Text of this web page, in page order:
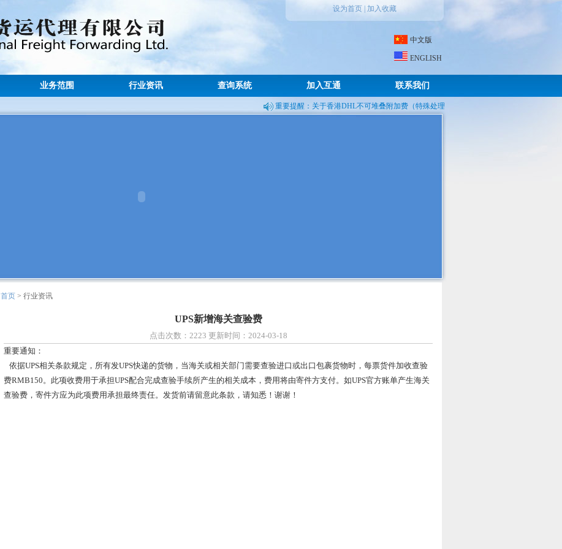
设为首页 加入收藏
中文版
ENGLISH
业务范围 行业资讯 查询系统 加入互通 联系我们
重要提醒：关于香港DHL不可堆叠附加费（特殊处理...
首页 > 行业资讯
UPS新增海关查验费
点击次数：2223 更新时间：2024-03-18
重要通知：
依据UPS相关条款规定，所有发UPS快递的货物，当海关或相关部门需要查验进口或出口包裹货物时，每票货件加收查验
费RMB150。此项收费用于承担UPS配合完成查验手续所产生的相关成本，费用将由寄件方支付。如UPS官方账单产生海关
查验费，寄件方应为此项费用承担最终责任。发货前请留意此条款，请知悉！谢谢！